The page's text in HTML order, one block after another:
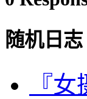
随机日志
『